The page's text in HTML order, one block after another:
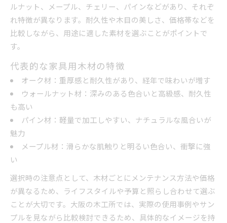
ルナット、メープル、チェリー、パインなどがあり、それぞ
れ特徴が異なります。耐久性や木目の美しさ、価格帯などを
比較しながら、用途に適した素材を選ぶことがポイントで
す。
代表的な家具用木材の特徴
オーク材：重厚感と耐久性があり、経年で味わいが増す
ウォールナット材：深みのある色合いと高級感、耐久性
も高い
パイン材：軽量で加工しやすい、ナチュラルな風合いが
魅力
メープル材：滑らかな肌触りと明るい色合い、衝撃に強
い
選択時の注意点として、木材ごとにメンテナンス方法や価格
が異なるため、ライフスタイルや予算と照らし合わせて選ぶ
ことが大切です。大阪の木工所では、実際の使用事例やサン
プルを見ながら比較検討できるため、具体的なイメージを持